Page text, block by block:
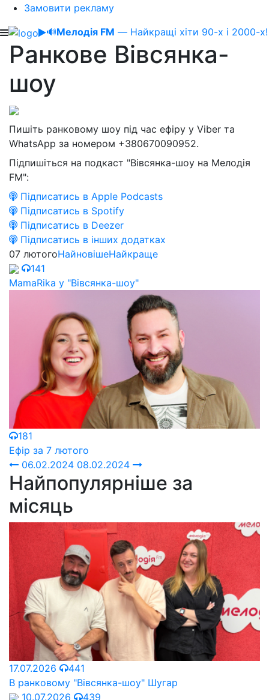
Замовити рекламу
🔊Мелодія FM — Найкращі хіти 90-х і 2000-х!
Ранкове Вівсянка-
шоу
Пишіть ранковому шоу під час ефіру у Viber та
WhatsApp за номером +380670090952.
Підпишіться на подкаст "Вівсянка-шоу на Мелодія
FM":
Підписатись в Apple Podcasts
Підписатись в Spotify
Підписатись в Deezer
Підписатись в інших додатках
07 лютогоНайновішеНайкраще
141
MamaRika у "Вівсянка-шоу"
181
Ефір за 7 лютого
06.02.2024 08.02.2024
Найпопулярніше за
місяць
17.07.2026
441
В ранковому "Вівсянка-шоу" Шугар
10.07.2026
439